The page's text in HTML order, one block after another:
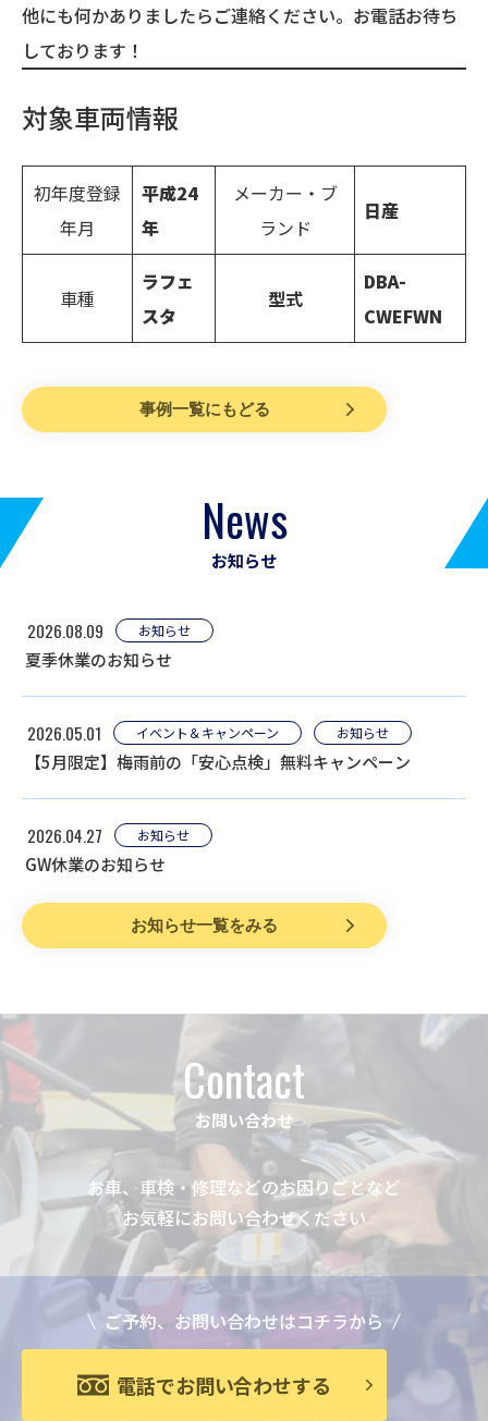
他にも何かありましたらご連絡ください。お電話お待ち
しております！
対象車両情報
初年度登録
年月
平成24
年
メーカー・ブ
ランド
日産
車種
ラフェ
スタ
型式
DBA-
CWEFWN
事例一覧にもどる
News
お知らせ
2026.08.09 お知らせ
夏季休業のお知らせ
2026.05.01 イベント＆キャンペーン お知らせ
【5月限定】梅雨前の「安心点検」無料キャンペーン
2026.04.27 お知らせ
GW休業のお知らせ
お知らせ一覧をみる
Contact
お問い合わせ
お車、車検・修理などのお困りごとなど
お気軽にお問い合わせください
ご予約、お問い合わせはコチラから
電話でお問い合わせする